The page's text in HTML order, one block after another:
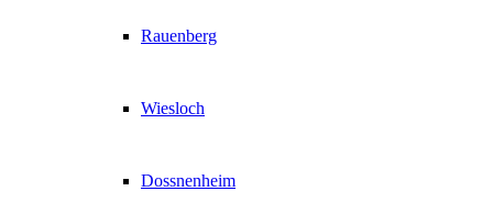
Rauenberg
Wiesloch
Dossnenheim